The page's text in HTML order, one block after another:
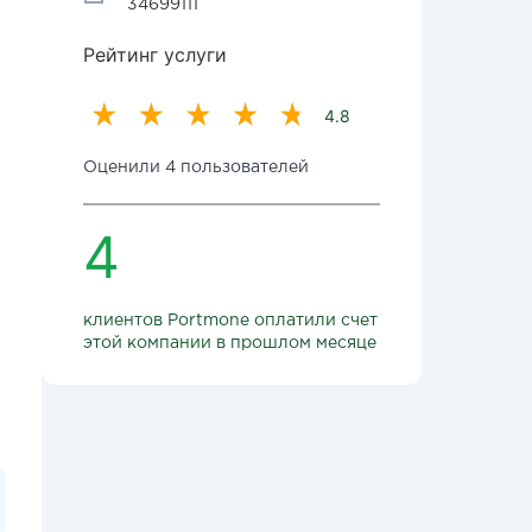
34699111
Рейтинг услуги
4.8
Оценили 4 пользователей
4
клиентов Portmone оплатили счет
этой компании в прошлом месяце